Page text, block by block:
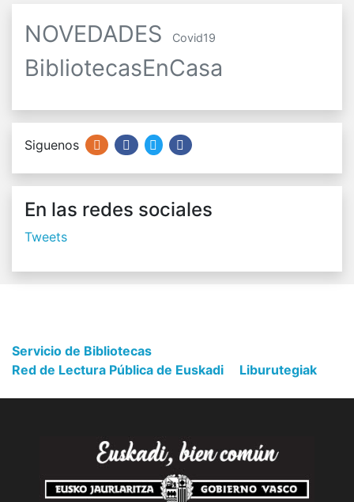
NOVEDADES Covid19
BibliotecasEnCasa
Siguenos
En las redes sociales
Tweets
Servicio de Bibliotecas
Red de Lectura Pública de Euskadi
Liburutegiak